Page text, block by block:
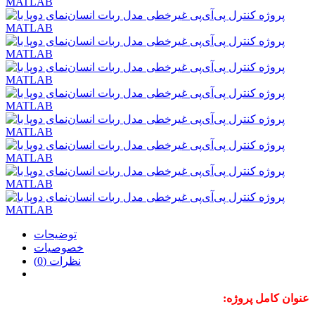
توضیحات
خصوصیات
نظرات (0)
عنوان کامل پروژه: